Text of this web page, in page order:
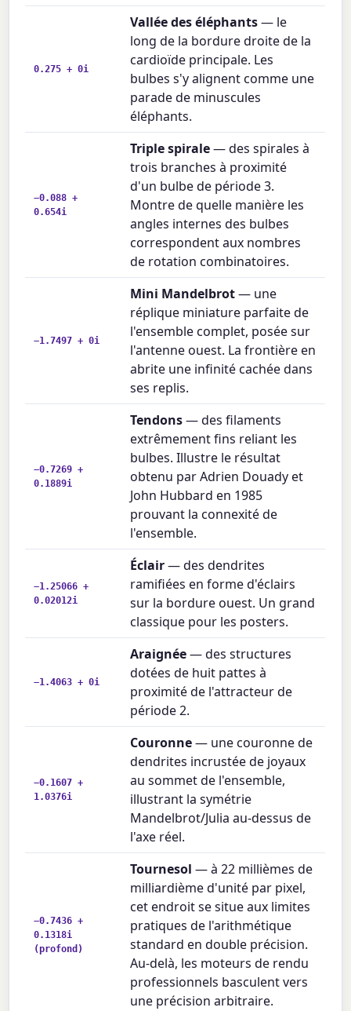
0.275 + 0i
Vallée des éléphants— le
long de la bordure droite de la
cardioïde principale. Les
bulbes s'y alignent comme une
parade de minuscules
éléphants.
−0.088 +
0.654i
Triple spirale— des spirales à
trois branches à proximité
d'un bulbe de période 3.
Montre de quelle manière les
angles internes des bulbes
correspondent aux nombres
de rotation combinatoires.
−1.7497 + 0i
Mini Mandelbrot— une
réplique miniature parfaite de
l'ensemble complet, posée sur
l'antenne ouest. La frontière en
abrite une infinité cachée dans
ses replis.
−0.7269 +
0.1889i
Tendons— des filaments
extrêmement fins reliant les
bulbes. Illustre le résultat
obtenu par Adrien Douady et
John Hubbard en 1985
prouvant la connexité de
l'ensemble.
−1.25066 +
0.02012i
Éclair— des dendrites
ramifiées en forme d'éclairs
sur la bordure ouest. Un grand
classique pour les posters.
−1.4063 + 0i
Araignée— des structures
dotées de huit pattes à
proximité de l'attracteur de
période 2.
−0.1607 +
1.0376i
Couronne— une couronne de
dendrites incrustée de joyaux
au sommet de l'ensemble,
illustrant la symétrie
Mandelbrot/Julia au-dessus de
l'axe réel.
−0.7436 +
0.1318i
(profond)
Tournesol — à 22 millièmes de
milliardième d'unité par pixel,
cet endroit se situe aux limites
pratiques de l'arithmétique
standard en double précision.
Au-delà, les moteurs de rendu
professionnels basculent vers
une précision arbitraire.